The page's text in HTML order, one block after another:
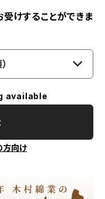
けすることができま
available
方向け